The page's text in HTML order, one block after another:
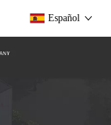
Español